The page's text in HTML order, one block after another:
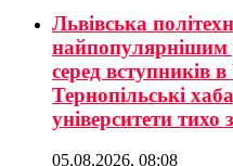
Львівська
найпопулярнішим
серед вступників в
Тернопільські
університети тихо
05.08.2026, 08:08